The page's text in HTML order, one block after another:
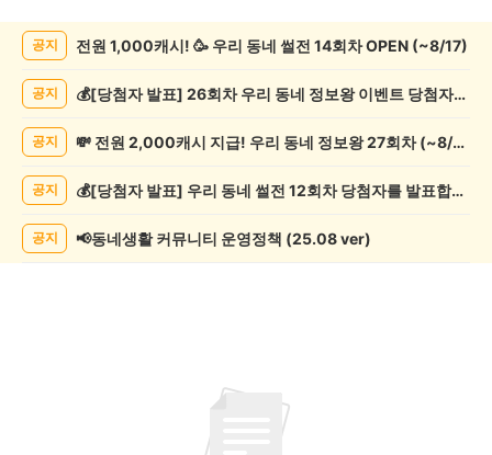
임/
글
공지 전원 1,000캐시! 🥳 우리 동네 썰전 14회차 OPEN (~8/17)
공지 💰[당첨자 발표] 26회차 우리 동네 정보왕 이벤트 당첨자를 발표합니다!
공지 💸 전원 2,000캐시 지급! 우리 동네 정보왕 27회차 (~8/10)
공지 💰[당첨자 발표] 우리 동네 썰전 12회차 당첨자를 발표합니다!
공지 📢동네생활 커뮤니티 운영정책 (25.08 ver)